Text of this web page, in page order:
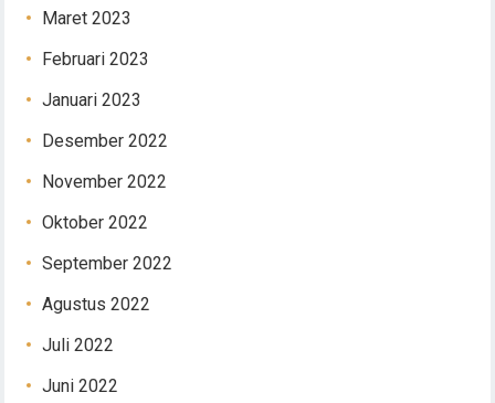
Maret 2023
Februari 2023
Januari 2023
Desember 2022
November 2022
Oktober 2022
September 2022
Agustus 2022
Juli 2022
Juni 2022